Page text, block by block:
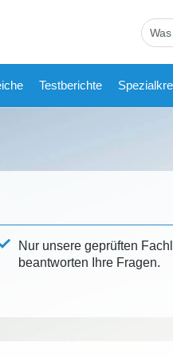
Testberichte
Nur unsere geprüften
beantworten Ihre Fragen.